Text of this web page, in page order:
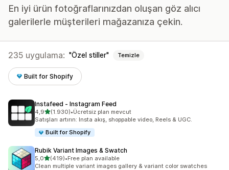
En iyi ürün fotoğraflarınızdan oluşan göz alıcı
galerilerle müşterileri mağazanıza çekin.
235 uygulama: Özel stiller Temizle
Built for Shopify
Instafeed ‑ Instagram Feed
4,95 yıldız üzerinden
(1.930)
toplam 1930 değerlendirme
•Ücretsiz plan mevcut
Satışları artırın: Insta akış, shoppable video, Reels & UGC.
Built for Shopify
Rubik Variant Images & Swatch
5,05 yıldız üzerinden
(419)
toplam 419 değerlendirme
•Free plan available
Clean multiple variant images gallery & variant color swatches